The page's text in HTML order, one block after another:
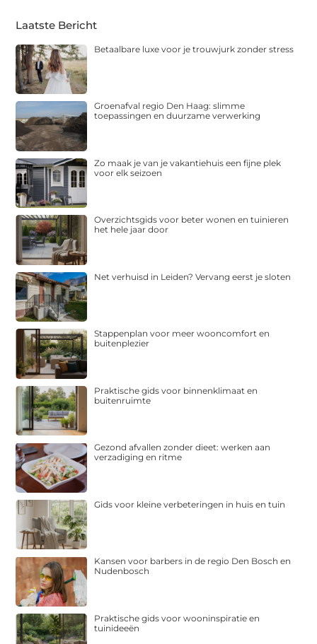
Laatste Bericht
Betaalbare luxe voor je trouwjurk zonder stress
Groenafval regio Den Haag: slimme
toepassingen en duurzame verwerking
Zo maak je van je vakantiehuis een fijne plek
voor elk seizoen
Overzichtsgids voor beter wonen en tuinieren
het hele jaar door
Net verhuisd in Leiden? Vervang eerst je sloten
Stappenplan voor meer wooncomfort en
buitenplezier
Praktische gids voor binnenklimaat en
buitenruimte
Gezond afvallen zonder dieet: werken aan
verzadiging en ritme
Gids voor kleine verbeteringen in huis en tuin
Kansen voor barbers in de regio Den Bosch en
Nudenbosch
Praktische gids voor wooninspiratie en
tuinideeën